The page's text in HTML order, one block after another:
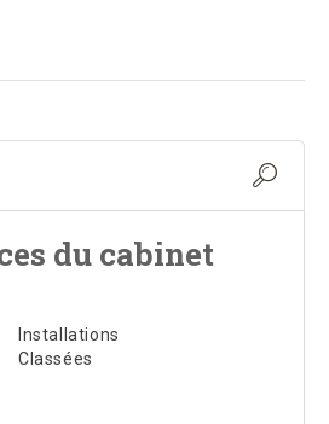
du cabinet
Installations
Classées